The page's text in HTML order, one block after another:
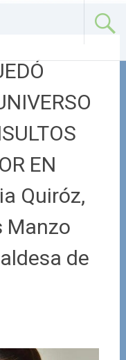
EN
Quiróz,
Manzo
de